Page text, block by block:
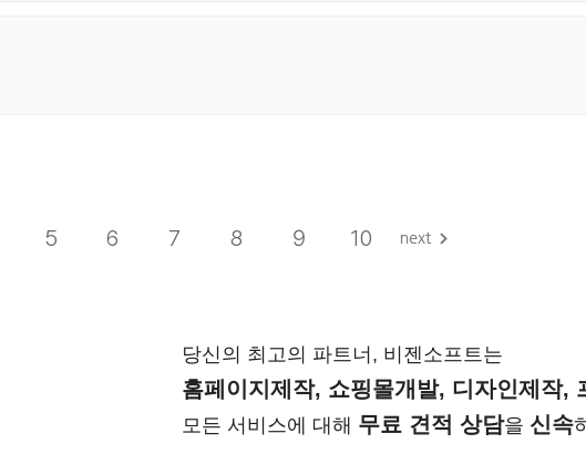
5 6 7 8 9 10
당신의 최고의 파트너, 비젠소프트는
홈페이지제작, 쇼핑몰개발, 디자인제작,
모든 서비스에 대해 무료 견적 상담을 신속